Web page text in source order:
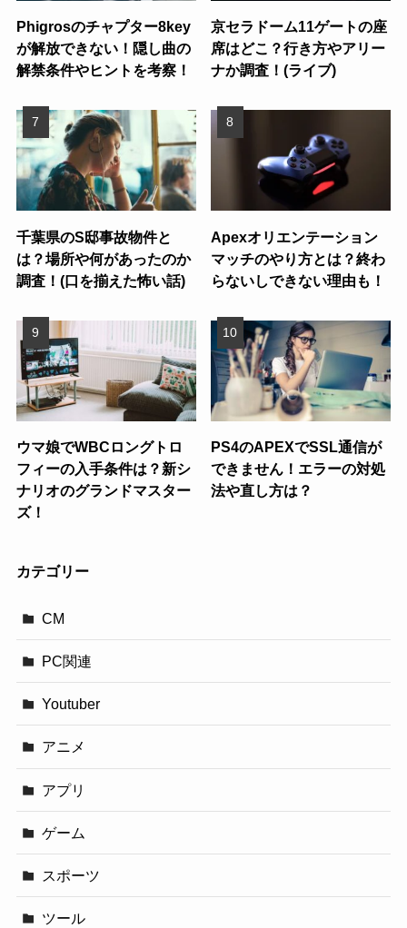
Phigrosのチャプター8key
が解放できない！隠し曲の
解禁条件やヒントを考察！
京セラドーム11ゲートの座
席はどこ？行き方やアリー
ナか調査！(ライブ)
千葉県のS邸事故物件と
は？場所や何があったのか
調査！(口を揃えた怖い話)
Apexオリエンテーション
マッチのやり方とは？終わ
らないしできない理由も！
ウマ娘でWBCロングトロ
フィーの入手条件は？新シ
ナリオのグランドマスター
ズ！
PS4のAPEXでSSL通信が
できません！エラーの対処
法や直し方は？
カテゴリー
CM
PC関連
Youtuber
アニメ
アプリ
ゲーム
スポーツ
ツール